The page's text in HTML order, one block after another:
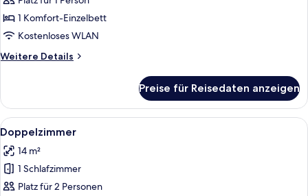
1 Komfort-Einzelbett
Kostenloses WLAN
Weitere Details
Weitere
Preise für Reisedaten anzeigen
Alle
Fotos
für
Doppelzimmer
anzeigen
Ein Hotelzimmer mit einem großen
6
Doppelzimmer
14 m²
1 Schlafzimmer
Platz für 2 Personen